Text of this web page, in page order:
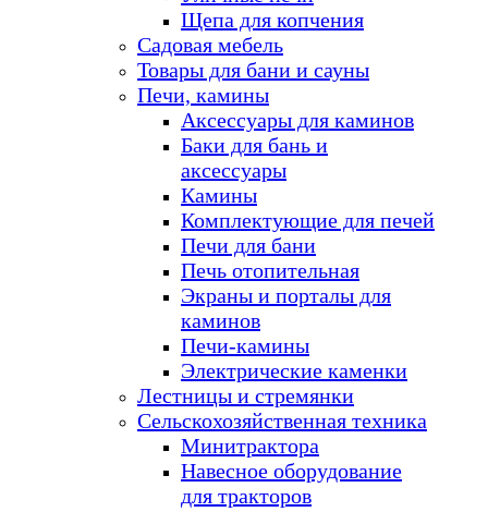
Щепа для копчения
Садовая мебель
Товары для бани и сауны
Печи, камины
Аксессуары для каминов
Баки для бань и
аксессуары
Камины
Комплектующие для печей
Печи для бани
Печь отопительная
Экраны и порталы для
каминов
Печи-камины
Электрические каменки
Лестницы и стремянки
Сельскохозяйственная техника
Минитрактора
Навесное оборудование
для тракторов